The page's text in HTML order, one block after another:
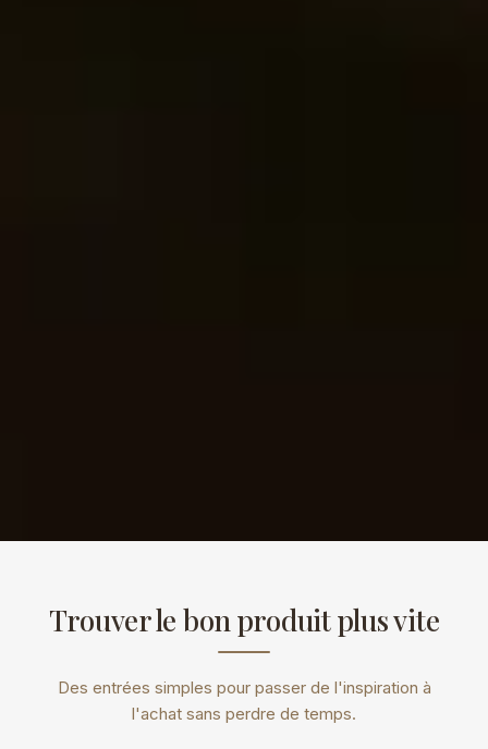
Trouver le bon produit plus vite
Des entrées simples pour passer de l'inspiration à
l'achat sans perdre de temps.